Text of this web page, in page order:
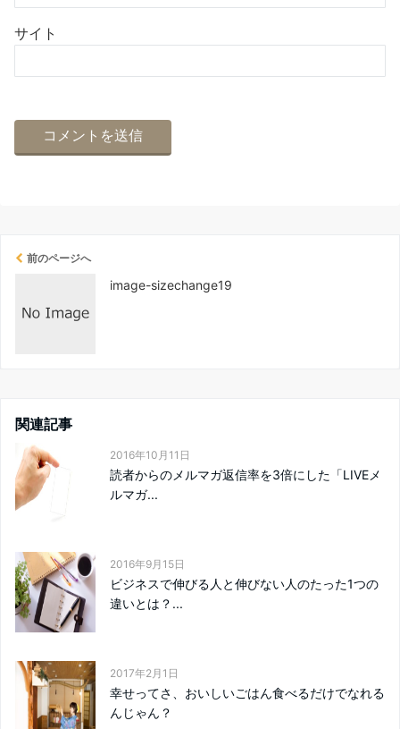
サイト
前のページへ
image-sizechange19
関連記事
2016年10月11日
読者からのメルマガ返信率を3倍にした「LIVEメ
ルマガ...
2016年9月15日
ビジネスで伸びる人と伸びない人のたった1つの
違いとは？...
2017年2月1日
幸せってさ、おいしいごはん食べるだけでなれる
んじゃん？